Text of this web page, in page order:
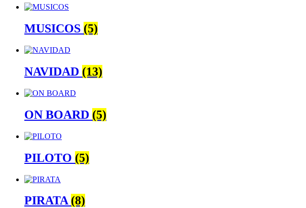
MUSICOS (5)
NAVIDAD (13)
ON BOARD (5)
PILOTO (5)
PIRATA(8)